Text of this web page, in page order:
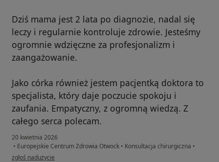
Dziś mama jest 2 lata po diagnozie, nadal się
leczy i regularnie kontroluje zdrowie. Jesteśmy
ogromnie wdzięczne za profesjonalizm i
zaangażowanie.
Jako córka również jestem pacjentką doktora to
specjalista, który daje poczucie spokoju i
zaufania. Empatyczny, z ogromną wiedzą. Z
całego serca polecam.
20 kwietnia 2026
• Europejskie Centrum Zdrowia Otwock • Konsultacja chirurgiczna •
w opinii użytkownika Edyta
zgłoś nadużycie